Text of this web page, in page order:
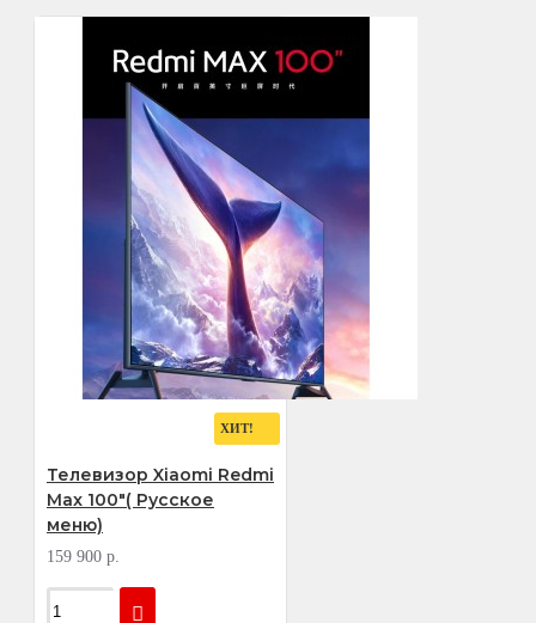
ХИТ!
Телевизор Xiaomi Redmi
Max 100"( Русское
меню)
159 900 р.